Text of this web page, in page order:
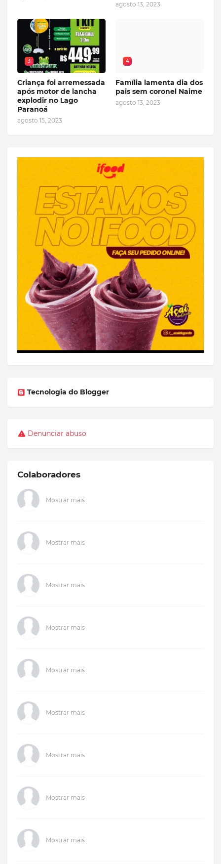
agosto 13, 2023
3
Criança foi arremessada
após motor de lancha
explodir no Lago
Paranoá
agosto 15, 2023
4
Família lamenta dia dos
pais sem coronel Naime
agosto 13, 2023
Tecnologia do Blogger
Denunciar abuso
Colaboradores
Mostrar mais
Mostrar mais
Mostrar mais
Mostrar mais
Mostrar mais
Mostrar mais
Mostrar mais
Mostrar mais
Mostrar mais